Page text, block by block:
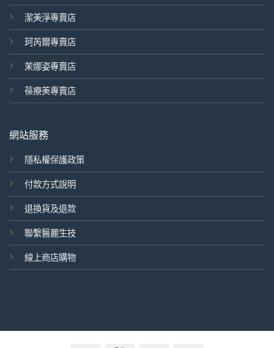
潔美淨專賣店
珂芮爾專賣店
茉娜姿專賣店
葆療美專賣店
網站服務
隱私權保護政策
付款方式說明
退換貨及退款
聯繫醫麗生技
線上商店購物